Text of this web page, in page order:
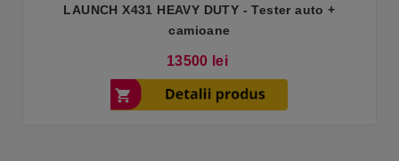
LAUNCH X431 HEAVY DUTY - Tester auto +
camioane
13500 lei